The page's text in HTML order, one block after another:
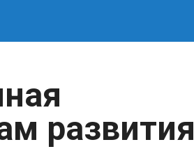
развития